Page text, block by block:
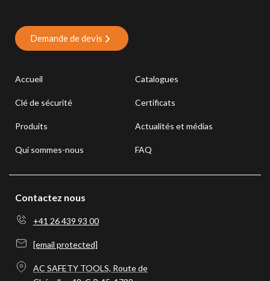
Demande de devis
Accueil
Clé de sécurité
Produits
Qui sommes-nous
Catalogues
Certificats
Actualités et médias
FAQ
Contactez nous
+41 26 439 93 00
[email protected]
AC SAFETY TOOLS, Route de